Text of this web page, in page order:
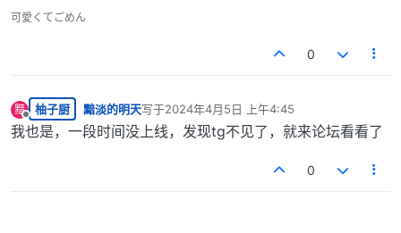
可愛くてごめん
0
黯
离线
柚子厨 黯淡的明天写于2024年4月5日 上午4:45
最后由 编辑
我也是，一段时间没上线，发现tg不见了，就来论坛看看了
0